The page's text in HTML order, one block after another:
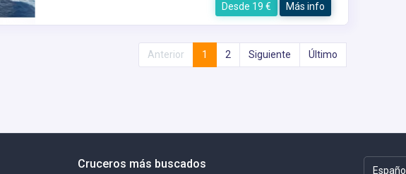
Desde 19 € Más info
Anterior 1 2 Siguiente Último
Cruceros más buscados Español